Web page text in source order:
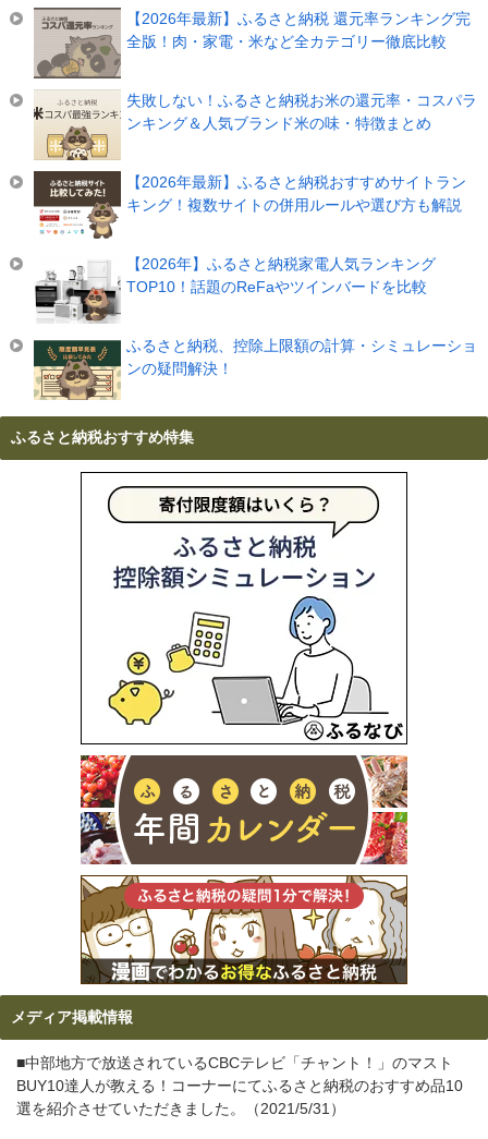
【2026年最新】ふるさと納税 還元率ランキング完
全版！肉・家電・米など全カテゴリー徹底比較
失敗しない！ふるさと納税お米の還元率・コスパラ
ンキング＆人気ブランド米の味・特徴まとめ
【2026年最新】ふるさと納税おすすめサイトラン
キング！複数サイトの併用ルールや選び方も解説
【2026年】ふるさと納税家電人気ランキング
TOP10！話題のReFaやツインバードを比較
ふるさと納税、控除上限額の計算・シミュレーショ
ンの疑問解決！
ふるさと納税おすすめ特集
メディア掲載情報
■中部地方で放送されているCBCテレビ「チャント！」のマスト
BUY10達人が教える！コーナーにてふるさと納税のおすすめ品10
選を紹介させていただきました。（2021/5/31）